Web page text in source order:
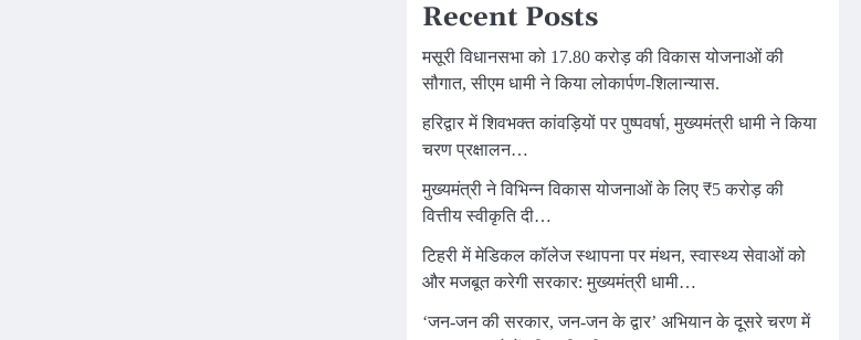
Recent Posts
मसूरी विधानसभा को 17.80 करोड़ की विकास योजनाओं की
सौगात, सीएम धामी ने किया लोकार्पण-शिलान्यास.
हरिद्वार में शिवभक्त कांवड़ियों पर पुष्पवर्षा, मुख्यमंत्री धामी ने किया
चरण प्रक्षालन…
मुख्यमंत्री ने विभिन्न विकास योजनाओं के लिए ₹5 करोड़ की
वित्तीय स्वीकृति दी…
टिहरी में मेडिकल कॉलेज स्थापना पर मंथन, स्वास्थ्य सेवाओं को
और मजबूत करेगी सरकार: मुख्यमंत्री धामी…
‘जन-जन की सरकार, जन-जन के द्वार’ अभियान के दूसरे चरण में